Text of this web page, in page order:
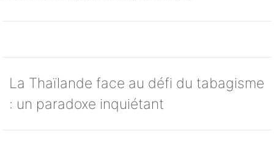
La Thaïlande face au défi du tabagisme
: un paradoxe inquiétant